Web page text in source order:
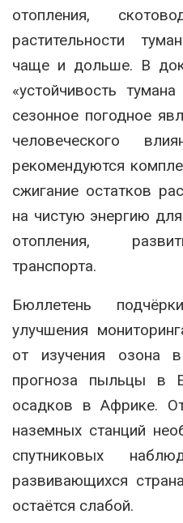
отопления,
растительности
чаще и дольше. В
«устойчивость
сезонное погодное
человеческого
рекомендуются
сжигание остатков
на чистую энергию
отопления,
транспорта.
Бюллетень
улучшения
от изучения
прогноза пыльцы в
осадков в Африке.
наземных станций
спутниковых
развивающихся
остаётся слабой.